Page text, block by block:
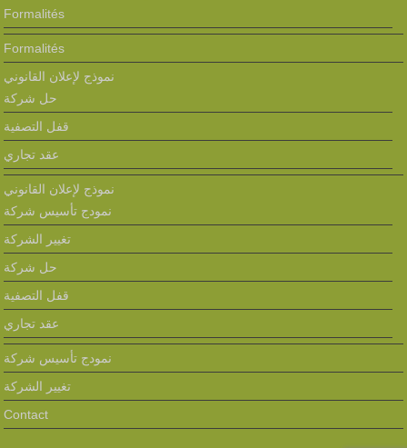
Formalités
Formalités
نموذج لإعلان القانوني
حل شركة
قفل التصفية
عقد تجاري
نموذج لإعلان القانوني
نمودج تأسيس شركة
تغيير الشركة
حل شركة
قفل التصفية
عقد تجاري
نمودج تأسيس شركة
تغيير الشركة
Contact